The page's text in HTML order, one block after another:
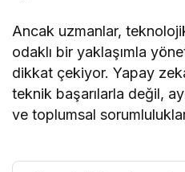
Ancak uzmanlar,
odaklı bir yaklaşımla
dikkat çekiyor. Yapay
teknik başarılarla değil,
ve toplumsal